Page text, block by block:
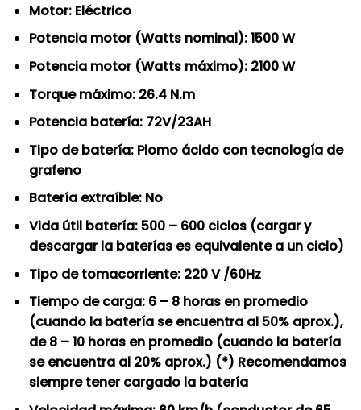
Motor: Eléctrico
Potencia motor (Watts nominal): 1500 W
Potencia motor (Watts máximo): 2100 W
Torque máximo: 26.4 N.m
Potencia batería: 72V/23AH
Tipo de batería: Plomo ácido con tecnología de
grafeno
Batería extraíble: No
Vida útil batería: 500 – 600 ciclos (cargar y
descargar la baterías es equivalente a un ciclo)
Tipo de tomacorriente: 220 V /60Hz
Tiempo de carga: 6 – 8 horas en promedio
(cuando la batería se encuentra al 50% aprox.),
de 8 – 10 horas en promedio (cuando la batería
se encuentra al 20% aprox.) (*) Recomendamos
siempre tener cargado la batería